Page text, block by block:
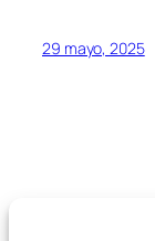
29 mayo, 2025